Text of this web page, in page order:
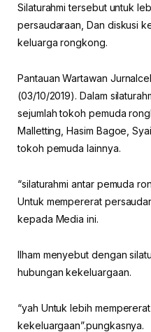
Silaturahmi tersebut untuk
persaudaraan, Dan diskusi
keluarga rongkong.
Pantauan Wartawan
(03/10/2019). Dalam
sejumlah tokoh pemuda
Malletting, Hasim Bagoe,
tokoh pemuda lainnya.
“silaturahmi antar pemuda
Untuk mempererat
kepada Media ini.
Ilham menyebut dengan
hubungan kekeluargaan.
“yah Untuk lebih
kekeluargaan”.pungkasnya.